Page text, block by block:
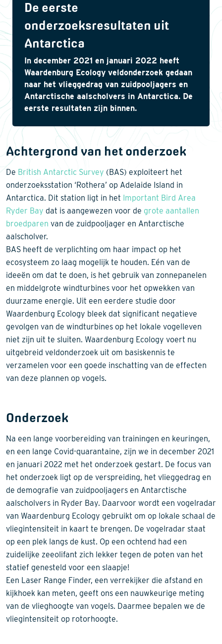
De eerste
onderzoeksresultaten uit
Antarctica
In december 2021 en januari 2022 heeft
Waardenburg Ecology veldonderzoek gedaan
naar het vlieggedrag van zuidpooljagers en
Antarctische aalscholvers in Antarctica. De
eerste resultaten zijn binnen.
Achtergrond van het onderzoek
De British Antarctic Survey (BAS) exploiteert het
onderzoeksstation ‘Rothera’ op Adelaide Island in
Antarctica. Dit station ligt in het Important Bird Area
Ryder Bay dat is aangewezen voor de grote aantallen
broedparen van de zuidpooljager en Antarctische
aalscholver.
BAS heeft de verplichting om haar impact op het
ecosysteem zo laag mogelijk te houden. Eén van de
ideeën om dat te doen, is het gebruik van zonnepanelen
en middelgrote windturbines voor het opwekken van
duurzame energie. Uit een eerdere studie door
Waardenburg Ecology bleek dat significant negatieve
gevolgen van de windturbines op het lokale vogelleven
niet zijn uit te sluiten. Waardenburg Ecology voert nu
uitgebreid veldonderzoek uit om basiskennis te
verzamelen voor een goede inschatting van de effecten
van deze plannen op vogels.
Onderzoek
Na een lange voorbereiding van trainingen en keuringen,
en een lange Covid-quarantaine, zijn we in december 2021
en januari 2022 met het onderzoek gestart. De focus van
het onderzoek ligt op de verspreiding, het vlieggedrag en
de demografie van zuidpooljagers en Antarctische
aalscholvers in Ryder Bay. Daarvoor wordt een vogelradar
van Waardenburg Ecology gebruikt om op lokale schaal de
vliegintensiteit in kaart te brengen. De vogelradar staat
op een plek langs de kust. Op een ochtend had een
zuidelijke zeeolifant zich lekker tegen de poten van het
statief genesteld voor een slaapje!
Een Laser Range Finder, een verrekijker die afstand en
kijkhoek kan meten, geeft ons een nauwkeurige meting
van de vlieghoogte van vogels. Daarmee bepalen we de
vliegintensiteit op rotorhoogte.